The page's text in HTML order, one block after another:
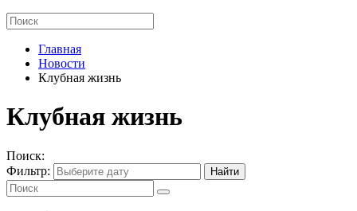
Главная
Новости
Клубная жизнь
Клубная жизнь
Поиск:
Фильтр: